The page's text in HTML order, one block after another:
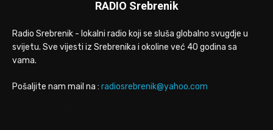
RADIO Srebrenik
Radio Srebrenik - lokalni radio koji se sluša globalno svugdje u
svijetu. Sve vijesti iz Srebrenika i okoline već 40 godina sa
vama.
Pošaljite nam mail na : radiosrebrenik@yahoo.com